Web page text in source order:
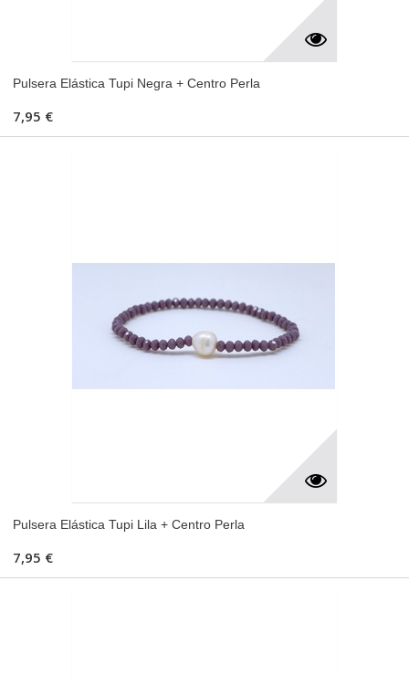
Pulsera Elástica Tupi Negra + Centro Perla
7,95 €
Pulsera Elástica Tupi Lila + Centro Perla
7,95 €